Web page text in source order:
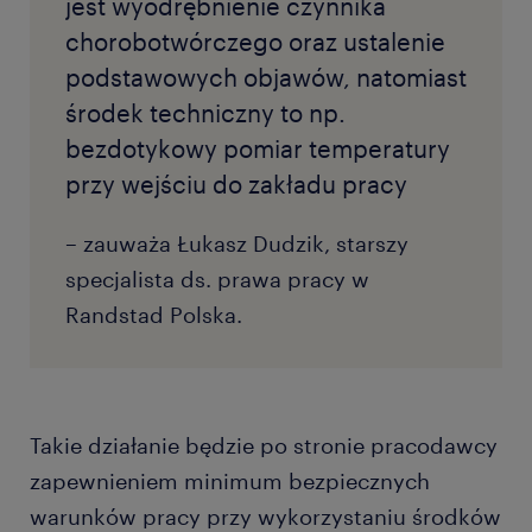
jest wyodrębnienie czynnika
chorobotwórczego oraz ustalenie
podstawowych objawów, natomiast
środek techniczny to np.
bezdotykowy pomiar temperatury
przy wejściu do zakładu pracy
– zauważa Łukasz Dudzik, starszy
specjalista ds. prawa pracy w
Randstad Polska.
Takie działanie będzie po stronie pracodawcy
zapewnieniem minimum bezpiecznych
warunków pracy przy wykorzystaniu środków